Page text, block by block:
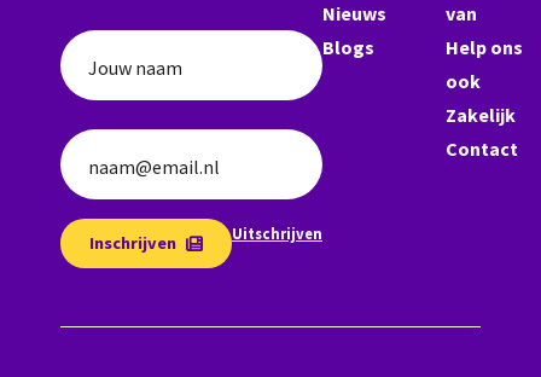
Jouw naam
naam@email.nl
Inschrijven Uitschrijven
Nieuws
Blogs
van
Help ons
ook
Zakelijk
Contact